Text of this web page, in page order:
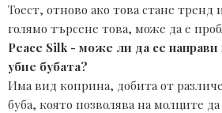
Тоест, отново ако това стане тренд
голямо търсене това, може да е
Peace Silk - може ли да се направи
Има вид коприна, добита от
буба, която позволява на молците да